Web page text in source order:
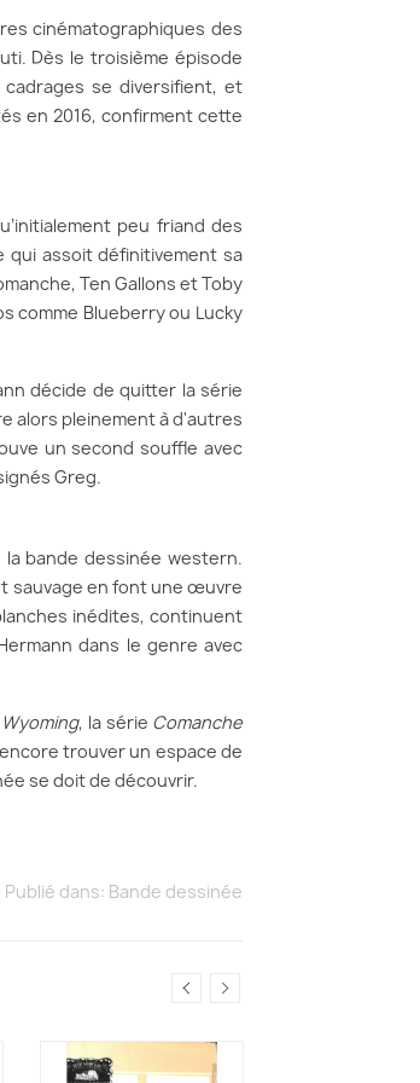
cinématographiques des
Dès le troisième épisode
se diversifient, et
en 2016, confirment cette
peu friand des
assoit définitivement sa
Ten Gallons et Toby
comme Blueberry ou Lucky
décide de quitter la série
alors pleinement à d'autres
un second souffle avec
Greg.
bande dessinée western.
sauvage en font une œuvre
inédites, continuent
dans le genre avec
, la série Comanche
trouver un espace de
se doit de découvrir.
Publié dans: Bande dessinée